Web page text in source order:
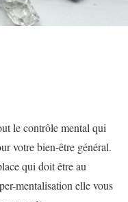
le contrôle mental qui
votre bien-être général.
qui doit être au
mentalisation elle vous